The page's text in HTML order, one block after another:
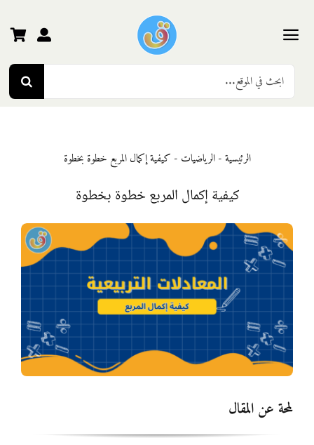
content
Toggle
Navigation
الرئيسية
المرحلة الثانية
المرحلة الثالثة
المواد
أنواع الموارد
الألعاب التفاعلية
Search
for:
الرئيسية-الرياضيات - كيفية إكمال المربع خطوة بخطوة
كيفية إكمال المربع خطوة بخطوة
لمحة عن المقال